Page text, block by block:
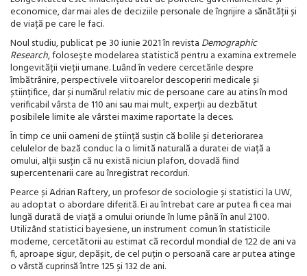
economice, dar mai ales de deciziile personale de îngrijire a sănătății și
de viață pe care le faci.
Noul studiu, publicat pe 30 iunie 2021 în revista Demographic
Research, folosește modelarea statistică pentru a examina extremele
longevității vieții umane. Luând în vedere cercetările despre
îmbătrânire, perspectivele viitoarelor descoperiri medicale și
științifice, dar și numărul relativ mic de persoane care au atins în mod
verificabil vârsta de 110 ani sau mai mult, experții au dezbătut
posibilele limite ale vârstei maxime raportate la deces.
În timp ce unii oameni de știință susțin că bolile și deteriorarea
celulelor de bază conduc la o limită naturală a duratei de viață a
omului, alții susțin că nu există niciun plafon, dovadă fiind
supercentenarii care au înregistrat recorduri.
Pearce și Adrian Raftery, un profesor de sociologie și statistici la UW,
au adoptat o abordare diferită. Ei au întrebat care ar putea fi cea mai
lungă durată de viață a omului oriunde în lume până în anul 2100.
Utilizând statistici bayesiene, un instrument comun în statisticile
moderne, cercetătorii au estimat că recordul mondial de 122 de ani va
fi, aproape sigur, depășit, de cel puțin o persoană care ar putea atinge
o vârstă cuprinsă între 125 și 132 de ani.